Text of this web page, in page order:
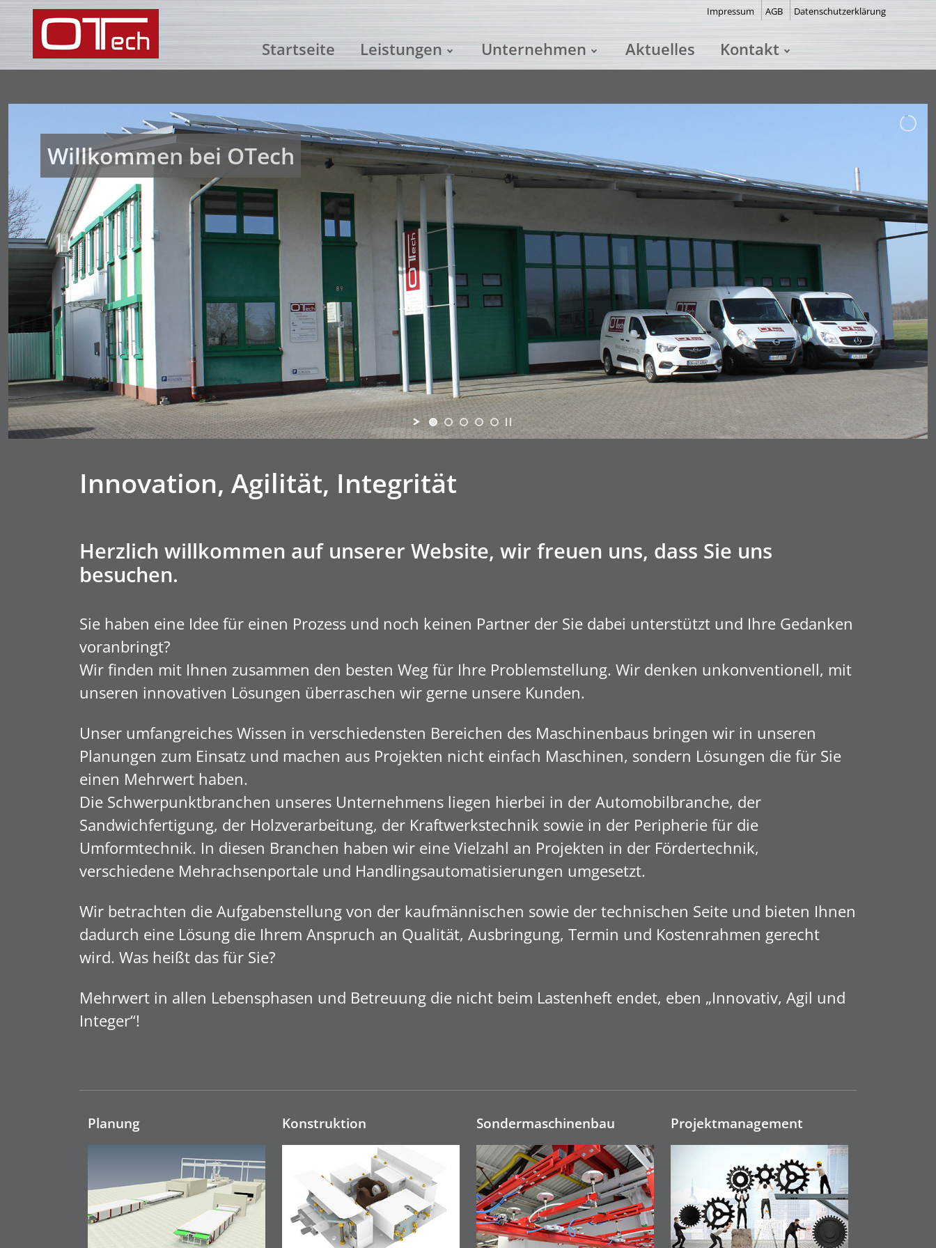
Impressum AGB Datenschutzerklärung
Startseite Leistungen Unternehmen Aktuelles Kontakt
Willkommen bei OTech
Innovation, Agilität, Integrität
Herzlich willkommen auf unserer Website, wir freuen uns, dass Sie uns
besuchen.
Sie haben eine Idee für einen Prozess und noch keinen Partner der Sie dabei unterstützt und Ihre Gedanken
voranbringt?
Wir finden mit Ihnen zusammen den besten Weg für Ihre Problemstellung. Wir denken unkonventionell, mit
unseren innovativen Lösungen überraschen wir gerne unsere Kunden.
Unser umfangreiches Wissen in verschiedensten Bereichen des Maschinenbaus bringen wir in unseren
Planungen zum Einsatz und machen aus Projekten nicht einfach Maschinen, sondern Lösungen die für Sie
einen Mehrwert haben.
Die Schwerpunktbranchen unseres Unternehmens liegen hierbei in der Automobilbranche, der
Sandwichfertigung, der Holzverarbeitung, der Kraftwerkstechnik sowie in der Peripherie für die
Umformtechnik. In diesen Branchen haben wir eine Vielzahl an Projekten in der Fördertechnik,
verschiedene Mehrachsenportale und Handlingsautomatisierungen umgesetzt.
Wir betrachten die Aufgabenstellung von der kaufmännischen sowie der technischen Seite und bieten Ihnen
dadurch eine Lösung die Ihrem Anspruch an Qualität, Ausbringung, Termin und Kostenrahmen gerecht
wird. Was heißt das für Sie?
Mehrwert in allen Lebensphasen und Betreuung die nicht beim Lastenheft endet, eben „Innovativ, Agil und
Integer“!
Planung Konstruktion Sonderma­schinen­bau Projektmanage­ment